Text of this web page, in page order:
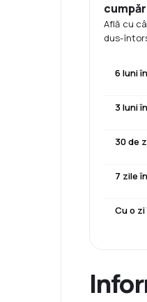
Află cu
dus-
6 luni
3 luni
30 de
7 zile
Cu o